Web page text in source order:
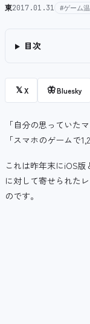
東2017.01.31 #ゲーム
目次
𝕏X 🦋Bluesky
「自分の思っていた
「スマホのゲームで
これは昨年末にiOS版
に対して寄せられた
のです。